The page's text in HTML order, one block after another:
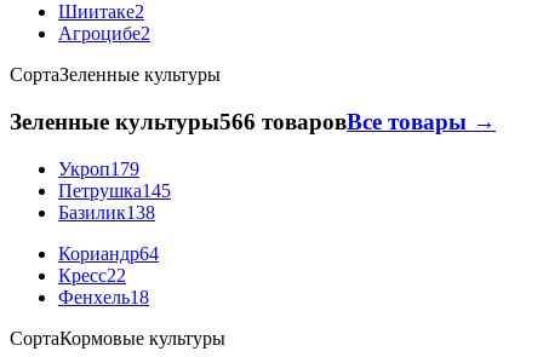
Шиитаке2
Агроцибе2
СортаЗеленные культуры
Зеленные культуры566 товаровВсе товары →
Укроп179
Петрушка145
Базилик138
Кориандр64
Кресс22
Фенхель18
СортаКормовые культуры